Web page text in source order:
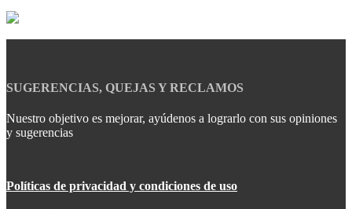
SUGERENCIAS, QUEJAS Y RECLAMOS
Nuestro objetivo es mejorar, ayúdenos a lograrlo con sus opiniones
y sugerencias
Políticas de privacidad y condiciones de uso